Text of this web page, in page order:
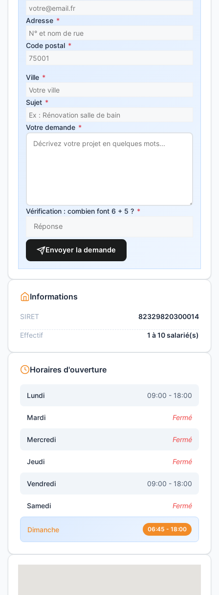
Adresse *
Code postal *
Ville *
Sujet *
Votre demande *
Vérification : combien font 6 + 5 ? *
Envoyer la demande
Informations
SIRET 82329820300014
Effectif 1 à 10 salarié(s)
Horaires d'ouverture
Lundi 09:00 - 18:00
Mardi Fermé
Mercredi Fermé
Jeudi Fermé
Vendredi 09:00 - 18:00
Samedi Fermé
Dimanche 06:45 - 18:00